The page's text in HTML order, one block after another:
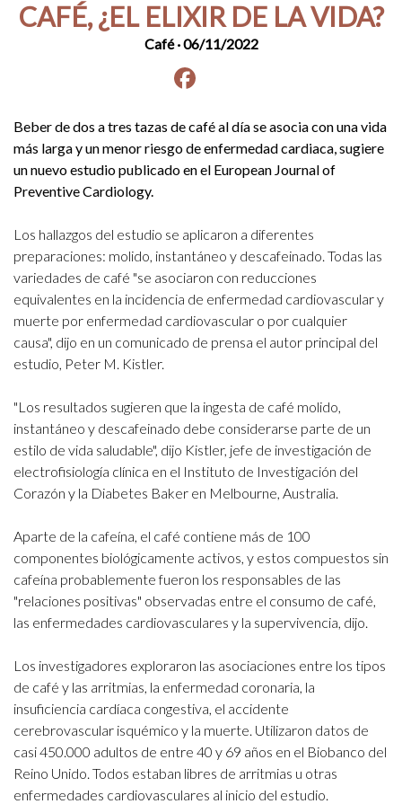
CAFÉ, ¿EL ELIXIR DE LA VIDA?
Café· 06/11/2022
Beber de dos a tres tazas de café al día se asocia con una vida
más larga y un menor riesgo de enfermedad cardiaca, sugiere
un nuevo estudio publicado en el European Journal of
Preventive Cardiology.
Los hallazgos del estudio se aplicaron a diferentes
preparaciones: molido, instantáneo y descafeinado. Todas las
variedades de café "se asociaron con reducciones
equivalentes en la incidencia de enfermedad cardiovascular y
muerte por enfermedad cardiovascular o por cualquier
causa", dijo en un comunicado de prensa el autor principal del
estudio, Peter M. Kistler.
"Los resultados sugieren que la ingesta de café molido,
instantáneo y descafeinado debe considerarse parte de un
estilo de vida saludable", dijo Kistler, jefe de investigación de
electrofisiología clínica en el Instituto de Investigación del
Corazón y la Diabetes Baker en Melbourne, Australia.
Aparte de la cafeína, el café contiene más de 100
componentes biológicamente activos, y estos compuestos sin
cafeína probablemente fueron los responsables de las
"relaciones positivas" observadas entre el consumo de café,
las enfermedades cardiovasculares y la supervivencia, dijo.
Los investigadores exploraron las asociaciones entre los tipos
de café y las arritmias, la enfermedad coronaria, la
insuficiencia cardíaca congestiva, el accidente
cerebrovascular isquémico y la muerte. Utilizaron datos de
casi 450.000 adultos de entre 40 y 69 años en el Biobanco del
Reino Unido. Todos estaban libres de arritmias u otras
enfermedades cardiovasculares al inicio del estudio.